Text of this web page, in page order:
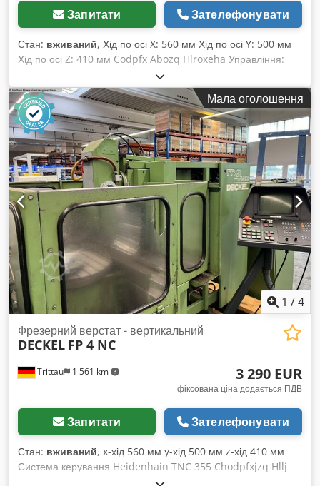
Запитати Зателефонувати
Стан: вживаний, Хід по осі X: 560 мм Хід по осі Y: 500 мм
Хід по осі Z: 410 мм Codpfx Abozq Hlroxeha Управління:
Deckel Dialog 11 На нашу думку, стан верстата хороший,
був у вжитку, і його можна оглянути під струмом за
попередньою домовленістю. Комплектуючі, зображений
інструмент і пристрої для кріплення входять у комплект
поставки тільки у разі зазначення цього в додатковій
інформації. Зміни та помилки у технічних даних та
інформації, а також попередній продаж залишаються за
нами!
Мала оголошення
1 /4
Trittau 1 561 km
Фрезерний верстат - вертикальний
DECKEL FP 4 NC
3 290 EUR
фіксована ціна додається ПДВ
Запитати Зателефонувати
Стан: вживаний, x-хід 560 мм y-хід 500 мм z-хід 410 мм
Система керування Heidenhain TNC 355 Chodpfxjzq Hllj
Abxsa На нашу думку, стан даного верстата — добра